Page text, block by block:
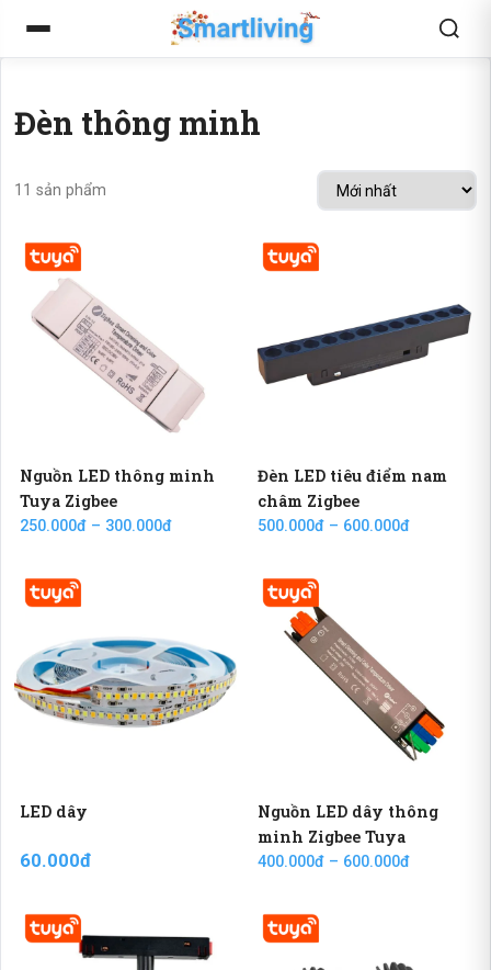
Đèn thông minh
11 sản phẩm
Nguồn LED thông minh
Tuya Zigbee
250.000đ – 300.000đ
Đèn LED tiêu điểm nam
châm Zigbee
500.000đ – 600.000đ
LED dây
60.000đ
Nguồn LED dây thông
minh Zigbee Tuya
400.000đ – 600.000đ